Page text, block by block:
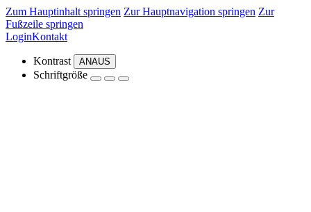
Zum Hauptinhalt springen Zur Hauptnavigation springen Zur
Fußzeile springen
LoginKontakt
Kontrast ANAUS
Schriftgröße